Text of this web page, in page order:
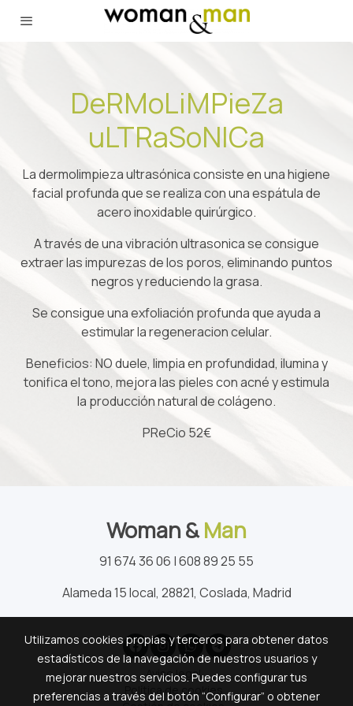
DeRMoLiMPieZa
uLTRaSoNICa
La dermolimpieza ultrasónica consiste en una higiene
facial profunda que se realiza con una espátula de
acero inoxidable quirúrgico.
A través de una vibración ultrasonica se consigue
extraer las impurezas de los poros, eliminando puntos
negros y reduciendo la grasa.
Se consigue una exfoliación profunda que ayuda a
estimular la regeneracion celular.
Beneficios: NO duele, limpia en profundidad, ilumina y
tonifica el tono, mejora las pieles con acné y estimula
la producción natural de colágeno.
PReCio 52€
Woman &Man
91 674 36 06 | 608 89 25 55
Alameda 15 local, 28821, Coslada, Madrid
Aviso legal
Política de cookies
Utilizamos cookies propias y terceros para obtener datos
estadísticos de la navegación de nuestros usuarios y
mejorar nuestros servicios. Puedes configurar tus
preferencias a través del botón “Configurar” o obtener